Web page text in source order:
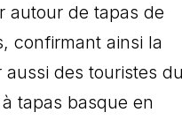
autour de tapas de
confirmant ainsi la
des touristes du
tapas basque en